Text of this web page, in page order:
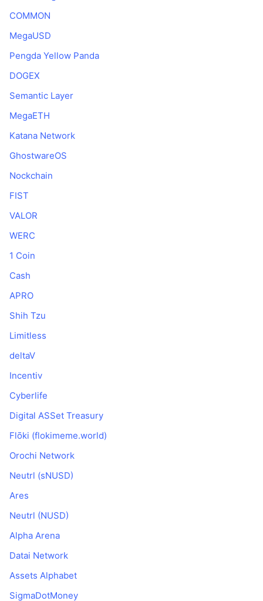
COMMON
MegaUSD
Pengda Yellow Panda
DOGEX
Semantic Layer
MegaETH
Katana Network
GhostwareOS
Nockchain
FIST
VALOR
WERC
1 Coin
Cash
APRO
Shih Tzu
Limitless
deltaV
Incentiv
Cyberlife
Digital ASSet Treasury
Flōki (flokimeme.world)
Orochi Network
Neutrl (sNUSD)
Ares
Neutrl (NUSD)
Alpha Arena
Datai Network
Assets Alphabet
SigmaDotMoney